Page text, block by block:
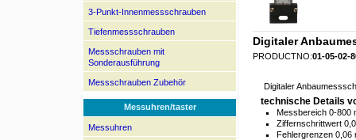
3-Punkt-Innenmessschrauben
Tiefenmessschrauben
Messschrauben mit
Sonderausführung
Messschrauben Zubehör
Messuhren/taster
Messuhren
Digitaler
PRODUCTNO:01-05-02-
Digitaler
technische Details
Messbereich 0-800
Ziffernschrittwert
Fehlergrenzen 0,06